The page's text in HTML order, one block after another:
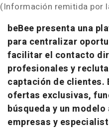
(Información remitida por
beBee presenta una
para centralizar
facilitar el contacto
profesionales y
captación de clientes.
ofertas exclusivas,
búsqueda y un
empresas y